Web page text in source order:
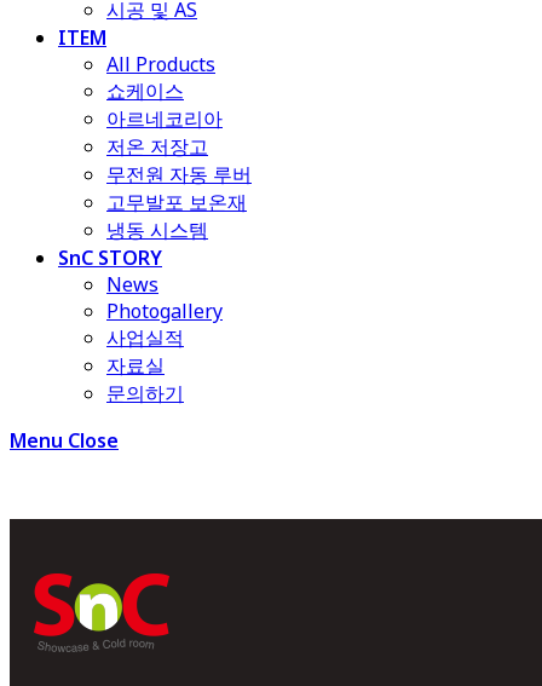
시공 및 AS
ITEM
All Products
​쇼케이스
아르네코리아
저온 저장고
무전원 자동 루버
고무발포 보온재
냉동 시스템
SnC STORY
News
Photogallery
사업실적
자료실
문의하기
Menu Close